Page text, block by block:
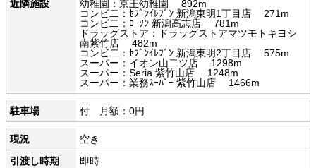
近隣施設
幼稚園：京王幼稚園 892m
コンビ二：ｾﾌﾞﾝｲﾚﾌﾞﾝ 新潟東明1丁目店 271m
コンビ二：ﾛｰｿﾝ 新潟高志店 781m
ドラッグストア：ドラッグストアマツモトキヨシ
南紫竹店 482m
コンビ二：ｾﾌﾞﾝｲﾚﾌﾞﾝ 新潟東明2丁目店 575m
スーパー：イオン山二ツ店 1298m
スーパー：Seria 紫竹山店 1248m
スーパー：業務ｽｰﾊﾟｰ 紫竹山店 1466m
駐車場 付 月額：0円
現況
空き
引渡し時期
即時